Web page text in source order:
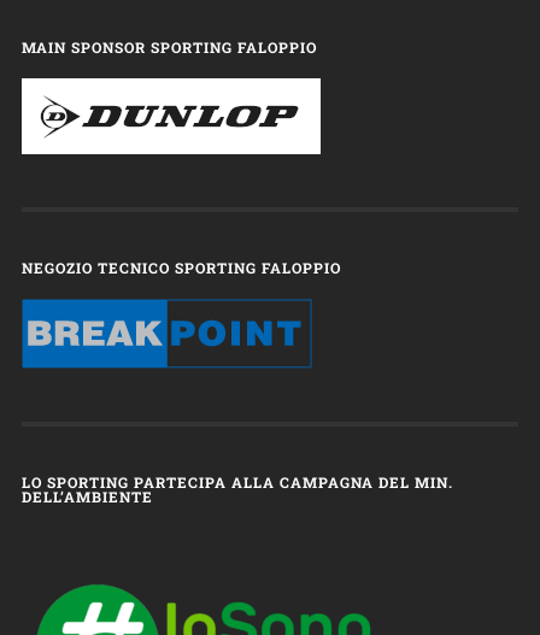
MAIN SPONSOR SPORTING FALOPPIO
NEGOZIO TECNICO SPORTING FALOPPIO
LO SPORTING PARTECIPA ALLA CAMPAGNA DEL MIN.
DELL’AMBIENTE